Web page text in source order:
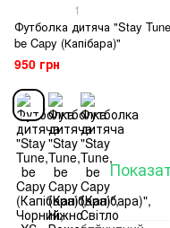
1
Футболка дитяча "Stay
be Capy (Капібара)"
950 грн